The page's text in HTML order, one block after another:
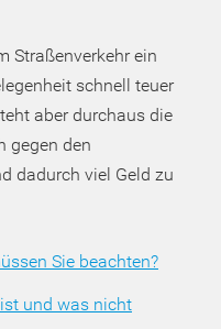
Straßenverkehr ein
schnell teuer
aber durchaus die
gegen den
dadurch viel Geld zu
Sie beachten?
und was nicht